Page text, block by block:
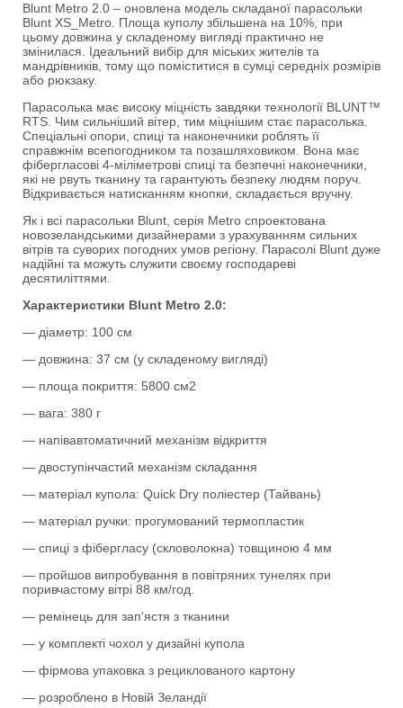
Blunt Metro 2.0 – оновлена модель складаної парасольки
Blunt XS_Metro. Площа куполу збільшена на 10%, при
цьому довжина у складеному вигляді практично не
змінилася. Ідеальний вибір для міських жителів та
мандрівників, тому що поміститися в сумці середніх розмірів
або рюкзаку.
Парасолька має високу міцність завдяки технології BLUNT™
RTS. Чим сильніший вітер, тим міцнішим стає парасолька.
Спеціальні опори, спиці та наконечники роблять її
справжнім всепогодником та позашляховиком. Вона має
фібергласові 4-міліметрові спиці та безпечні наконечники,
які не рвуть тканину та гарантують безпеку людям поруч.
Відкривається натисканням кнопки, складається вручну.
Як і всі парасольки Blunt, серія Metro спроектована
новозеландськими дизайнерами з урахуванням сильних
вітрів та суворих погодних умов регіону. Парасолі Blunt дуже
надійні та можуть служити своєму господареві
десятиліттями.
Характеристики Blunt Metro 2.0:
— діаметр: 100 см
— довжина: 37 см (у складеному вигляді)
— площа покриття: 5800 см2
— вага: 380 г
— напівавтоматичний механізм відкриття
— двоступінчастий механізм складання
— матеріал купола: Quick Dry поліестер (Тайвань)
— матеріал ручки: прогумований термопластик
— спиці з фібергласу (скловолокна) товщиною 4 мм
— пройшов випробування в повітряних тунелях при
поривчастому вітрі 88 км/год.
— ремінець для зап'ястя з тканини
— у комплекті чохол у дизайні купола
— фірмова упаковка з рециклованого картону
— розроблено в Новій Зеландії